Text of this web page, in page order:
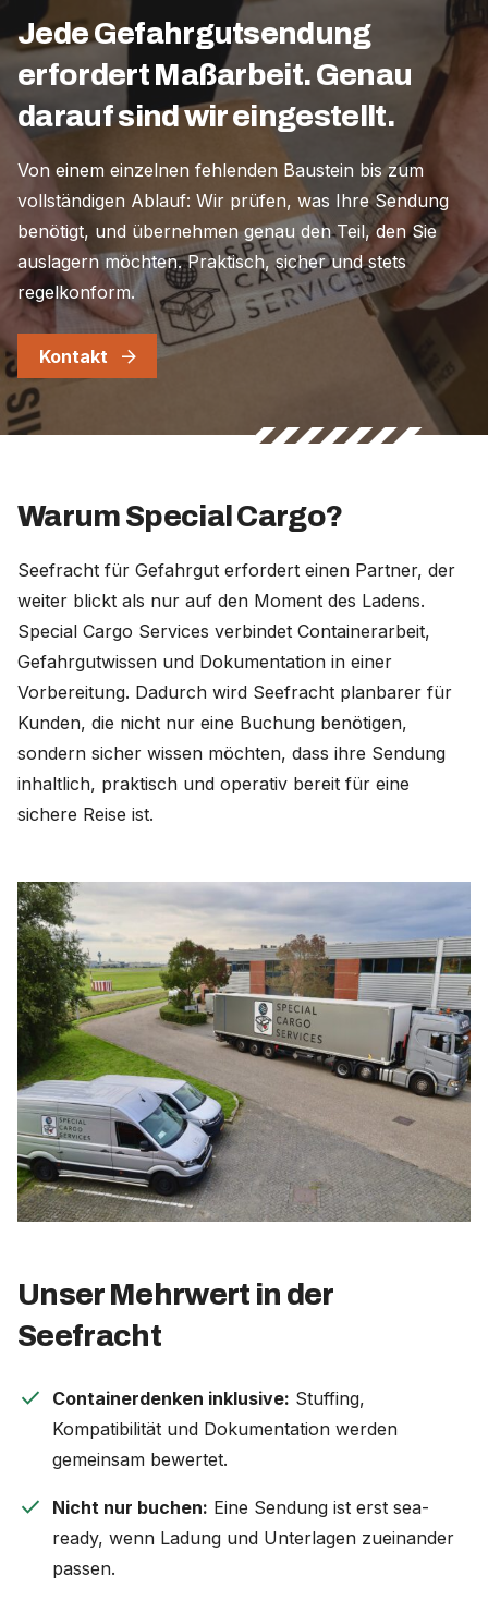
Jede Gefahrgutsendung
erfordert Maßarbeit. Genau
darauf sind wir eingestellt.
Von einem einzelnen fehlenden Baustein bis zum
vollständigen Ablauf: Wir prüfen, was Ihre Sendung
benötigt, und übernehmen genau den Teil, den Sie
auslagern möchten. Praktisch, sicher und stets
regelkonform.
Kontakt
Warum Special Cargo?
Seefracht für Gefahrgut erfordert einen Partner, der
weiter blickt als nur auf den Moment des Ladens.
Special Cargo Services verbindet Containerarbeit,
Gefahrgutwissen und Dokumentation in einer
Vorbereitung. Dadurch wird Seefracht planbarer für
Kunden, die nicht nur eine Buchung benötigen,
sondern sicher wissen möchten, dass ihre Sendung
inhaltlich, praktisch und operativ bereit für eine
sichere Reise ist.
Unser Mehrwert in der
Seefracht
check Containerdenken inklusive: Stuffing,
Kompatibilität und Dokumentation werden
gemeinsam bewertet.
check Nicht nur buchen: Eine Sendung ist erst sea-
ready, wenn Ladung und Unterlagen zueinander
passen.